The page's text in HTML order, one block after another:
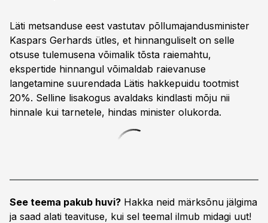
Läti metsanduse eest vastutav põllumajandusminister
Kaspars Gerhards ütles, et hinnanguliselt on selle
otsuse tulemusena võimalik tõsta raiemahtu,
ekspertide hinnangul võimaldab raievanuse
langetamine suurendada Lätis hakkepuidu tootmist
20%. Selline lisakogus avaldaks kindlasti mõju nii
hinnale kui tarnetele, hindas minister olukorda.
See teema pakub huvi? Hakka neid märksõnu jälgima
ja saad alati teavituse, kui sel teemal ilmub midagi uut!